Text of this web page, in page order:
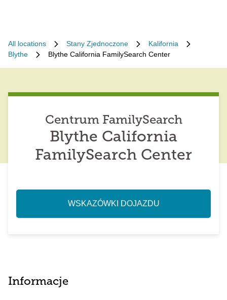
All locations Stany Zjednoczone
Kalifornia
Blythe
Blythe California FamilySearch Center
Centrum FamilySearch
Blythe California
FamilySearch Center
WSKAZÓWKI DOJAZDU
Informacje